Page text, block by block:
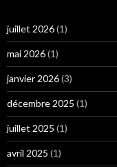
juillet 2026(1)
mai 2026(1)
janvier 2026(3)
décembre 2025 (1)
juillet 2025 (1)
avril 2025 (1)